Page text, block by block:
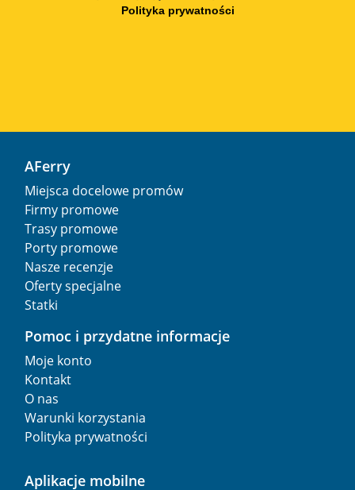
Polityka prywatności
AFerry
Miejsca docelowe promów
Firmy promowe
Trasy promowe
Porty promowe
Nasze recenzje
Oferty specjalne
Statki
Pomoc i przydatne informacje
Moje konto
Kontakt
O nas
Warunki korzystania
Polityka prywatności
Aplikacje mobilne